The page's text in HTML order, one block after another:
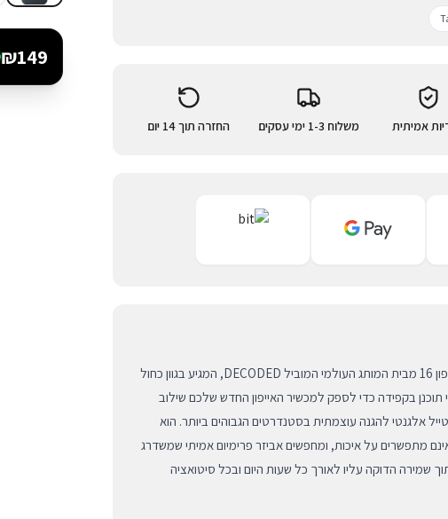
₪149
אמיתית משלוח 1-3 ימי עסקים החזרה תוך 14 יום
הכירו את כיסוי העור היוקרתי לאייפון 16 מבית המותג העולמי המוביל DECODED, המגיע בגוון כחול
תוכנן בקפידה כדי לספק למכשיר האייפון החדש שלכם שילוב
אלגנטי להגנה עוצמתית בסטנדרטים הגבוהים ביותר. הוא
מתפשרים על איכות, ומחפשים אביזר פרימיום אמיתי שמשדרג
הדוקה עליו לאורך כל שעות היום ובכל סיטואציה